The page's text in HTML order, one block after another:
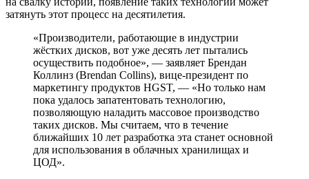
затянуть этот процесс на десятилетия.
«Производители, работающие в индустрии
жёстких дисков, вот уже десять лет пытались
осуществить подобное», — заявляет Брендан
Коллинз (Brendan Collins), вице-президент по
маркетингу продуктов HGST, — «Но только нам
пока удалось запатентовать технологию,
позволяющую наладить массовое производство
таких дисков. Мы считаем, что в течение
ближайших 10 лет разработка эта станет основной
для использования в облачных хранилищах и
ЦОД».